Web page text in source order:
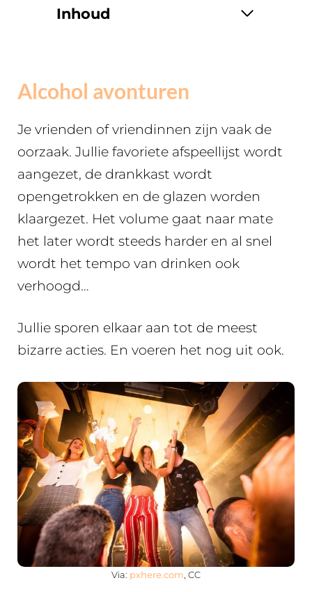
Inhoud
Alcohol avonturen
Je vrienden of vriendinnen zijn vaak de
oorzaak. Jullie favoriete afspeellijst wordt
aangezet, de drankkast wordt
opengetrokken en de glazen worden
klaargezet. Het volume gaat naar mate
het later wordt steeds harder en al snel
wordt het tempo van drinken ook
verhoogd…
Jullie sporen elkaar aan tot de meest
bizarre acties. En voeren het nog uit ook.
Via: pxhere.com , CC